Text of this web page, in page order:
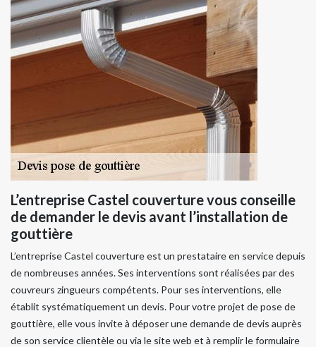
L’entreprise Castel couverture vous conseille
de demander le devis avant l’installation de
gouttière
L’entreprise Castel couverture est un prestataire en service depuis
de nombreuses années. Ses interventions sont réalisées par des
couvreurs zingueurs compétents. Pour ses interventions, elle
établit systématiquement un devis. Pour votre projet de pose de
gouttière, elle vous invite à déposer une demande de devis auprès
de son service clientèle ou via le site web et à remplir le formulaire